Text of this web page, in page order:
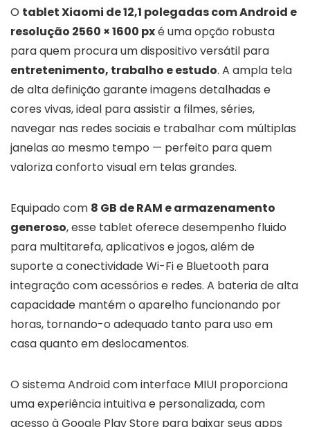
O tablet Xiaomi de 12,1 polegadas com Android e
resolução 2560 × 1600 pxé uma opção robusta
para quem procura um dispositivo versátil para
entretenimento, trabalho e estudo. A ampla tela
de alta definição garante imagens detalhadas e
cores vivas, ideal para assistir a filmes, séries,
navegar nas redes sociais e trabalhar com múltiplas
janelas ao mesmo tempo — perfeito para quem
valoriza conforto visual em telas grandes.
Equipado com 8 GB de RAM e armazenamento
generoso, esse tablet oferece desempenho fluido
para multitarefa, aplicativos e jogos, além de
suporte a conectividade Wi-Fi e Bluetooth para
integração com acessórios e redes. A bateria de alta
capacidade mantém o aparelho funcionando por
horas, tornando-o adequado tanto para uso em
casa quanto em deslocamentos.
O sistema Android com interface MIUI proporciona
uma experiência intuitiva e personalizada, com
acesso à Google Play Store para baixar seus apps